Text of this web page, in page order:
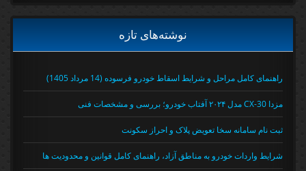
نوشته‌های تازه
راهنمای کامل مراحل و شرایط اسقاط خودرو فرسوده (14 مرداد 1405)
مزدا CX-30 مدل ۲۰۲۴ آفتاب خودرو؛ بررسی و مشخصات فنی
ثبت نام سامانه سخا تعویض پلاک و احراز سکونت
شرایط واردات خودرو به مناطق آزاد، راهنمای کامل قوانین و محدودیت ها